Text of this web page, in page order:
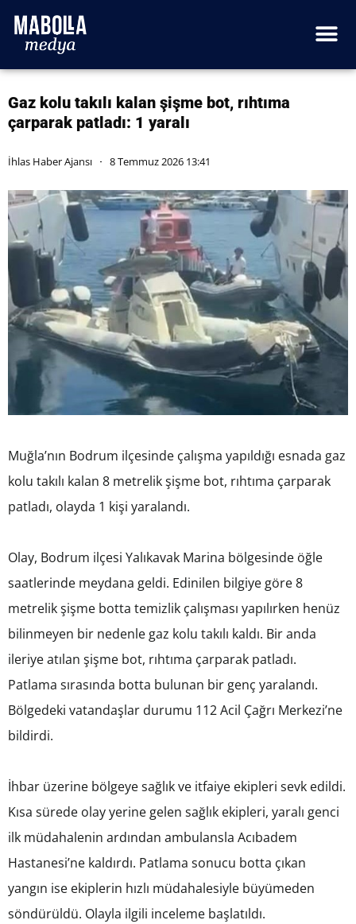
Gaz kolu takılı kalan şişme bot, rıhtıma
çarparak patladı: 1 yaralı
İhlas Haber Ajansı 8 Temmuz 2026 13:41
Muğla’nın Bodrum ilçesinde çalışma yapıldığı esnada gaz
kolu takılı kalan 8 metrelik şişme bot, rıhtıma çarparak
patladı, olayda 1 kişi yaralandı.
Olay, Bodrum ilçesi Yalıkavak Marina bölgesinde öğle
saatlerinde meydana geldi. Edinilen bilgiye göre 8
metrelik şişme botta temizlik çalışması yapılırken henüz
bilinmeyen bir nedenle gaz kolu takılı kaldı. Bir anda
ileriye atılan şişme bot, rıhtıma çarparak patladı.
Patlama sırasında botta bulunan bir genç yaralandı.
Bölgedeki vatandaşlar durumu 112 Acil Çağrı Merkezi’ne
bildirdi.
İhbar üzerine bölgeye sağlık ve itfaiye ekipleri sevk edildi.
Kısa sürede olay yerine gelen sağlık ekipleri, yaralı genci
ilk müdahalenin ardından ambulansla Acıbadem
Hastanesi’ne kaldırdı. Patlama sonucu botta çıkan
yangın ise ekiplerin hızlı müdahalesiyle büyümeden
söndürüldü. Olayla ilgili inceleme başlatıldı.